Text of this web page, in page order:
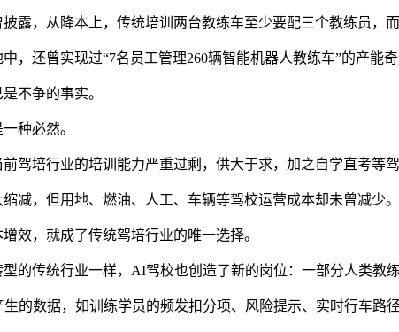
露，从降本上，传统培训两台教练车至少要配三个教练员，
，还曾实现过“7名员工管理260辆智能机器人教练车”的产能
不争的事实。
种必然。
驾培行业的培训能力严重过剩，供大于求，加之自学直考等
减，但用地、燃油、人工、车辆等驾校运营成本却未曾减少。
效，就成了传统驾培行业的唯一选择。
型的传统行业一样，AI驾校也创造了新的岗位：一部分人类
的数据，如训练学员的频发扣分项、风险提示、实时行车路